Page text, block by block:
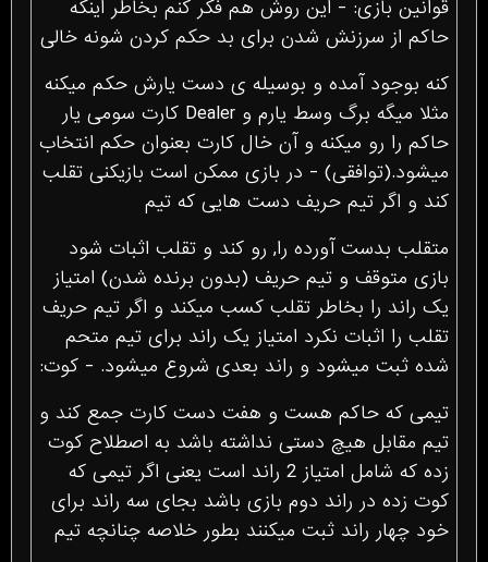
قوانین بازی: - این روش هم فکر کنم بخاطر اینکه
حاکم از سرزنش شدن برای بد حکم کردن شونه خالی
کنه بوجود آمده و بوسیله ی دست یارش حکم میکنه
مثلا میگه برگ وسط یارم و Dealer کارت سومی یار
حاکم را رو میکنه و آن خال کارت بعنوان حکم انتخاب
میشود.(توافقی) - در بازی ممکن است بازیکنی تقلب
کند و اگر تیم حریف دست هایی که تیم
متقلب بدست آورده را, رو کند و تقلب اثبات شود
بازی متوقف و تیم حریف (بدون برنده شدن) امتیاز
یک راند را بخاطر تقلب کسب میکند و اگر تیم حریف
تقلب را اثبات نکرد امتیاز یک راند برای تیم متحم
شده ثبت میشود و راند بعدی شروع میشود. - کوت:
تیمی که حاکم هست و هفت دست کارت جمع کند و
تیم مقابل هیچ دستی نداشته باشد به اصطلاح کوت
زده که شامل امتیاز 2 راند است یعنی اگر تیمی که
کوت زده در راند دوم بازی باشد بجای سه راند برای
خود چهار راند ثبت میکنند بطور خلاصه چنانچه تیم